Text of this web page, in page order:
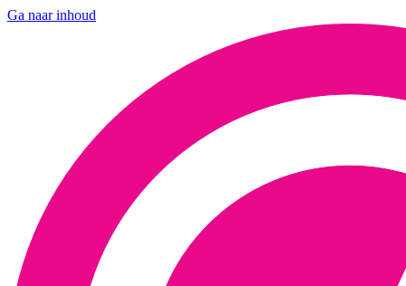
Ga naar inhoud